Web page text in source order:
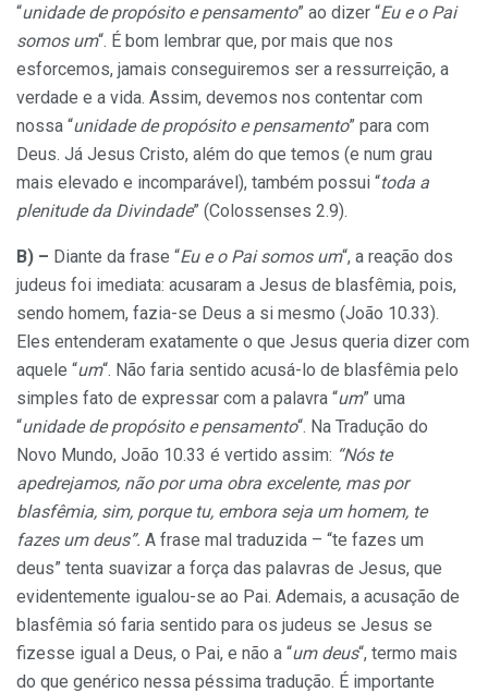
“unidade de propósito e pensamento” ao dizer “Eu e o Pai
somos um“. É bom lembrar que, por mais que nos
esforcemos, jamais conseguiremos ser a ressurreição, a
verdade e a vida. Assim, devemos nos contentar com
nossa “unidade de propósito e pensamento” para com
Deus. Já Jesus Cristo, além do que temos (e num grau
mais elevado e incomparável), também possui “toda a
plenitude da Divindade” (Colossenses 2.9).
B) – Diante da frase “Eu e o Pai somos um“, a reação dos
judeus foi imediata: acusaram a Jesus de blasfêmia, pois,
sendo homem, fazia-se Deus a si mesmo (João 10.33).
Eles entenderam exatamente o que Jesus queria dizer com
aquele “um“. Não faria sentido acusá-lo de blasfêmia pelo
simples fato de expressar com a palavra “um” uma
“unidade de propósito e pensamento“. Na Tradução do
Novo Mundo, João 10.33 é vertido assim: “Nós te
apedrejamos, não por uma obra excelente, mas por
blasfêmia, sim, porque tu, embora seja um homem, te
fazes um deus”. A frase mal traduzida – “te fazes um
deus” tenta suavizar a força das palavras de Jesus, que
evidentemente igualou-se ao Pai. Ademais, a acusação de
blasfêmia só faria sentido para os judeus se Jesus se
fizesse igual a Deus, o Pai, e não a “um deus“, termo mais
do que genérico nessa péssima tradução. É importante